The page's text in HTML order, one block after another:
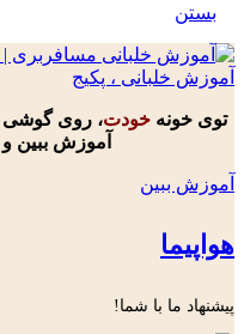
بستن
توی خونهخودت، روی گوشی
آموزش ببین و
آموزش ببین
هواپیما
پیشنهاد ما با شما!